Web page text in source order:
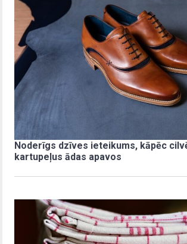
Noderīgs dzīves ieteikums, kāpēc
kartupeļus ādas apavos